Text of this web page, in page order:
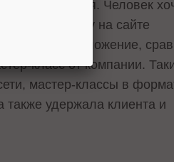
образования. Человек
заявку на сайте
изучил предложение,
класс от компании.
мастер-классы в
также удержала клиента и